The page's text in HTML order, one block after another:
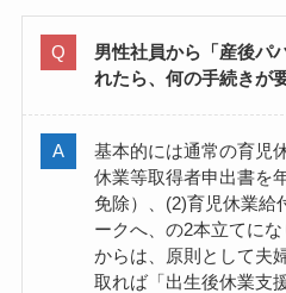
男性社員から「産後パ
れたら、何の手続きが
基本的には通常の育児
休業等取得者申出書を
免除）、(2)育児休業給
ークへ、の2本立てに
からは、原則として夫
取れば「出生後休業支